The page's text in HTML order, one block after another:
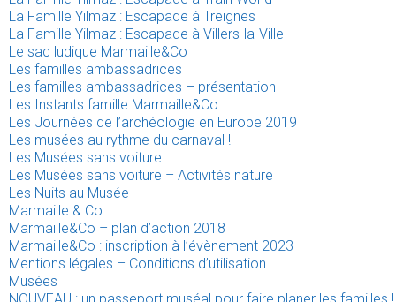
La Famille Yilmaz : Escapade à Treignes
La Famille Yilmaz : Escapade à Villers-la-Ville
Le sac ludique Marmaille&Co
Les familles ambassadrices
Les familles ambassadrices – présentation
Les Instants famille Marmaille&Co
Les Journées de l’archéologie en Europe 2019
Les musées au rythme du carnaval !
Les Musées sans voiture
Les Musées sans voiture – Activités nature
Les Nuits au Musée
Marmaille & Co
Marmaille&Co – plan d’action 2018
Marmaille&Co : inscription à l’évènement 2023
Mentions légales – Conditions d’utilisation
Musées
NOUVEAU : un passeport muséal pour faire planer les familles !